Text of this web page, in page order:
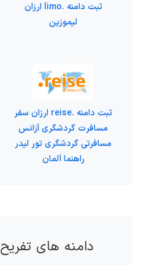
ثبت دامنه .limo ارزان
لیموزین
ثبت دامنه .reise ارزان سفر
مسافرت گردشگری آزانس
مسافرتی گردشگری تور لیدر
راهنما آلمان
دامنه های